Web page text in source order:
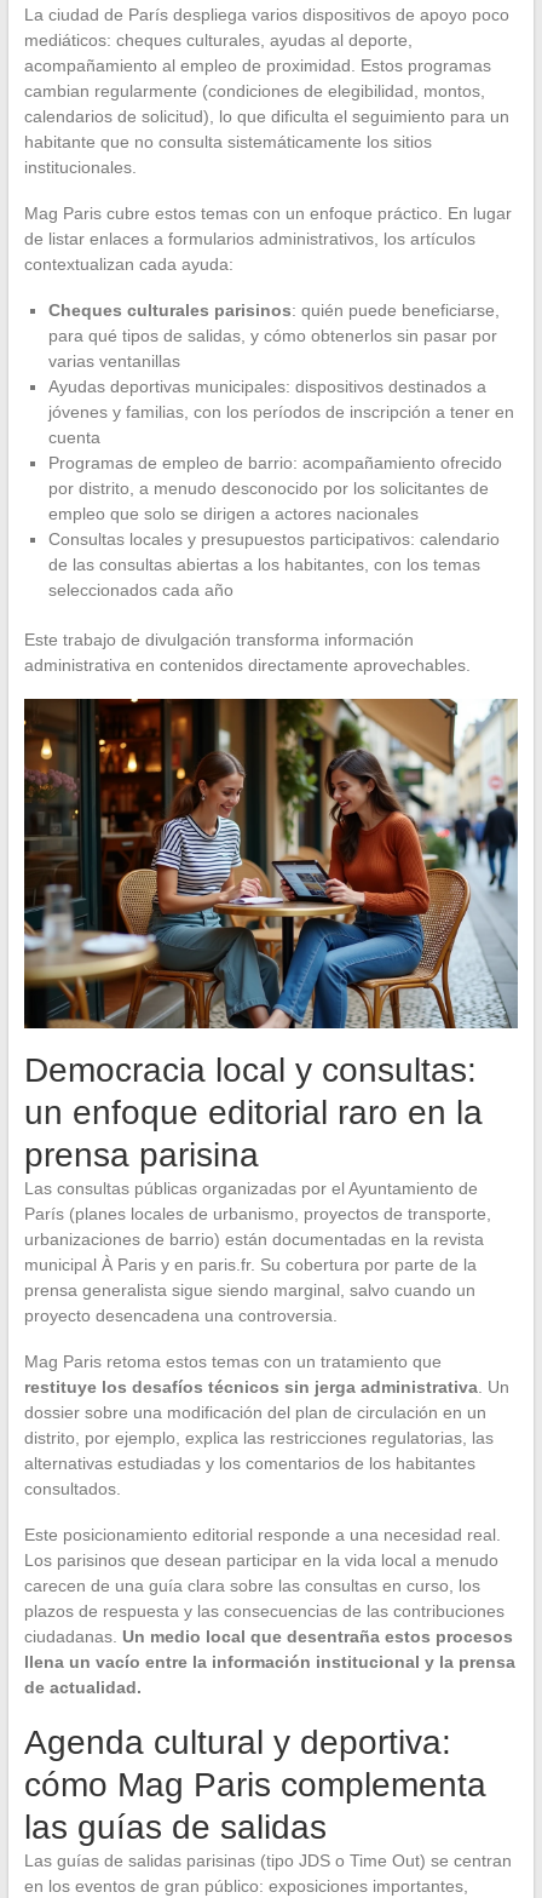
La ciudad de París despliega varios dispositivos de apoyo poco
mediáticos: cheques culturales, ayudas al deporte,
acompañamiento al empleo de proximidad. Estos programas
cambian regularmente (condiciones de elegibilidad, montos,
calendarios de solicitud), lo que dificulta el seguimiento para un
habitante que no consulta sistemáticamente los sitios
institucionales.
Mag Paris cubre estos temas con un enfoque práctico. En lugar
de listar enlaces a formularios administrativos, los artículos
contextualizan cada ayuda:
Cheques culturales parisinos: quién puede beneficiarse,
para qué tipos de salidas, y cómo obtenerlos sin pasar por
varias ventanillas
Ayudas deportivas municipales: dispositivos destinados a
jóvenes y familias, con los períodos de inscripción a tener en
cuenta
Programas de empleo de barrio: acompañamiento ofrecido
por distrito, a menudo desconocido por los solicitantes de
empleo que solo se dirigen a actores nacionales
Consultas locales y presupuestos participativos: calendario
de las consultas abiertas a los habitantes, con los temas
seleccionados cada año
Este trabajo de divulgación transforma información
administrativa en contenidos directamente aprovechables.
Democracia local y consultas:
un enfoque editorial raro en la
prensa parisina
Las consultas públicas organizadas por el Ayuntamiento de
París (planes locales de urbanismo, proyectos de transporte,
urbanizaciones de barrio) están documentadas en la revista
municipal À Paris y en paris.fr. Su cobertura por parte de la
prensa generalista sigue siendo marginal, salvo cuando un
proyecto desencadena una controversia.
Mag Paris retoma estos temas con un tratamiento que
restituye los desafíos técnicos sin jerga administrativa. Un
dossier sobre una modificación del plan de circulación en un
distrito, por ejemplo, explica las restricciones regulatorias, las
alternativas estudiadas y los comentarios de los habitantes
consultados.
Este posicionamiento editorial responde a una necesidad real.
Los parisinos que desean participar en la vida local a menudo
carecen de una guía clara sobre las consultas en curso, los
plazos de respuesta y las consecuencias de las contribuciones
ciudadanas. Un medio local que desentraña estos procesos
llena un vacío entre la información institucional y la prensa
de actualidad.
Agenda cultural y deportiva:
cómo Mag Paris complementa
las guías de salidas
Las guías de salidas parisinas (tipo JDS o Time Out) se centran
en los eventos de gran público: exposiciones importantes,